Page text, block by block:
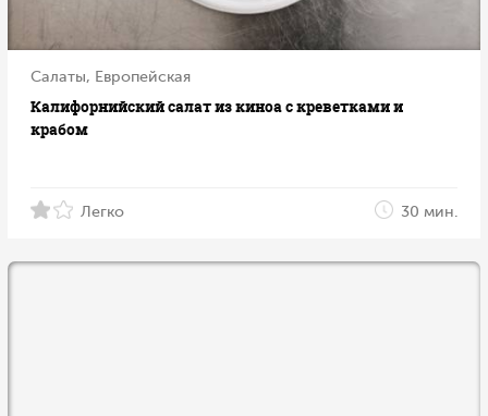
Салаты, Европейская
Калифорнийский салат из киноа с креветками и
крабом
Легко 30 мин.